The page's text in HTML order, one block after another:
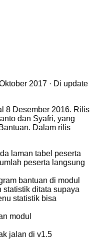
2017 · Di update
8 Desember 2016. Rilis
dan Syafri, yang
Dalam rilis
laman tabel peserta
peserta langsung
bantuan di modul
statistik ditata supaya
statistik bisa
modul
jalan di v1.5